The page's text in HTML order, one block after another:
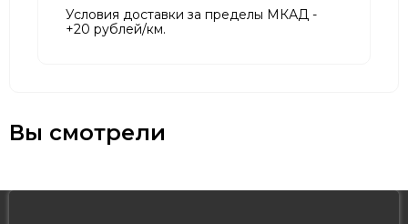
Условия доставки за пределы МКАД -
+20 рублей/км.
Вы смотрели